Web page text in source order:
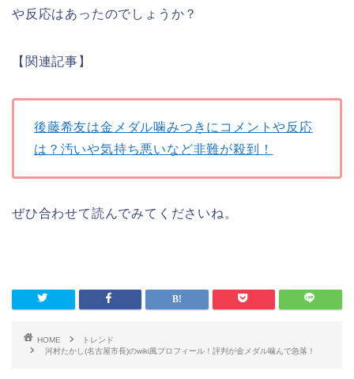
や反応はあったのでしょうか？
【関連記事】
後藤希友は金メダル噛みつきにコメントや反応
は？汚いや気持ち悪いなど非難が殺到！
ぜひ合わせて読んでみてくださいね。
HOME
トレンド
河村たかし(名古屋市長)のwiki風プロフィール！評判が金メダル噛んで急落！